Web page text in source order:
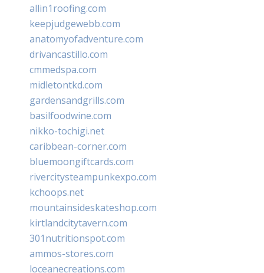
allin1roofing.com
keepjudgewebb.com
anatomyofadventure.com
drivancastillo.com
cmmedspa.com
midletontkd.com
gardensandgrills.com
basilfoodwine.com
nikko-tochigi.net
caribbean-corner.com
bluemoongiftcards.com
rivercitysteampunkexpo.com
kchoops.net
mountainsideskateshop.com
kirtlandcitytavern.com
301nutritionspot.com
ammos-stores.com
loceanecreations.com